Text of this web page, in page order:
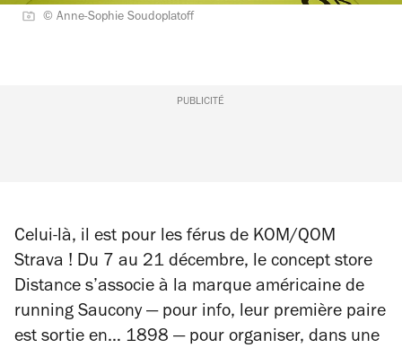
© Anne-Sophie Soudoplatoff
PUBLICITÉ
Celui-là, il est pour les férus de KOM/QOM
Strava ! Du 7 au 21 décembre, le concept store
Distance s’associe à la marque américaine de
running Saucony — pour info, leur première paire
est sortie en… 1898 — pour organiser, dans une